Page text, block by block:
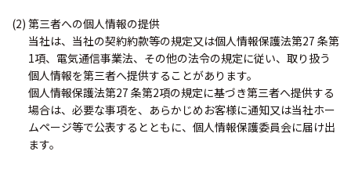
(2) 第三者への個人情報の提供
当社は、当社の契約約款等の規定又は個人情報保護法第27 条第
1項、電気通信事業法、その他の法令の規定に従い、取り扱う
個人情報を第三者へ提供することがあります。
個人情報保護法第27 条第2項の規定に基づき第三者へ提供する
場合は、必要な事項を、あらかじめお客様に通知又は当社ホー
ムページ等で公表するとともに、個人情報保護委員会に届け出
ます。